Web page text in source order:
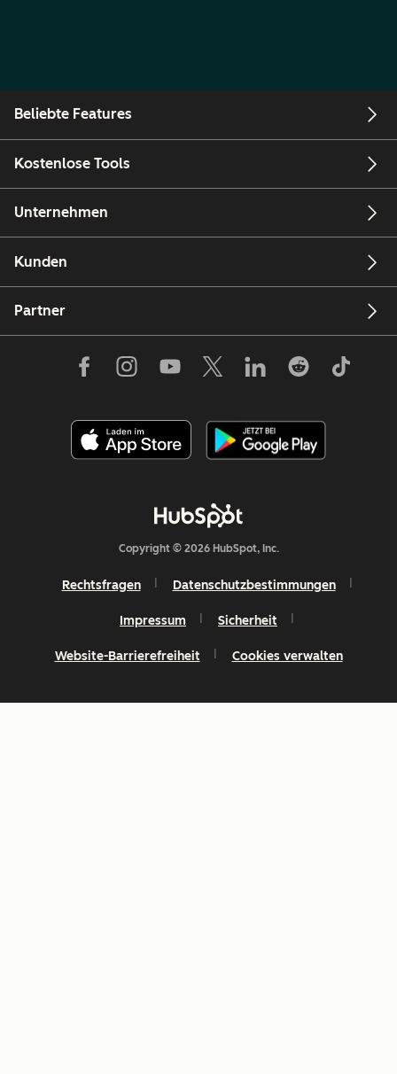
Beliebte Features
Kostenlose Tools
Unternehmen
Kunden
Partner
Copyright © 2026 HubSpot, Inc.
Rechtsfragen Datenschutzbestimmungen
Impressum Sicherheit
Website-Barrierefreiheit Cookies verwalten